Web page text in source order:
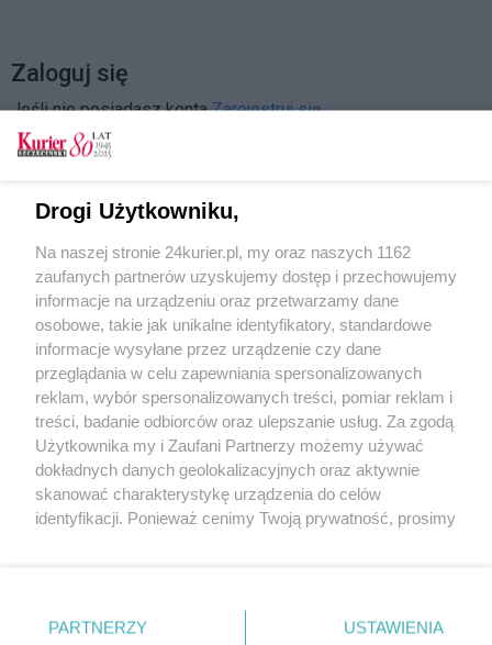
Zaloguj się
Jeśli nie posiadasz kontaZarejestruj się
Zapamiętać?
Zaloguj
Zapomniałem hasła
Copyright © 2022 Kurier Szczeciński sp. z o.o.
Drogi Użytkowniku,
Na naszej stronie 24kurier.pl, my oraz naszych 1162
zaufanych partnerów uzyskujemy dostęp i przechowujemy
informacje na urządzeniu oraz przetwarzamy dane
osobowe, takie jak unikalne identyfikatory, standardowe
informacje wysyłane przez urządzenie czy dane
przeglądania w celu zapewniania spersonalizowanych
reklam, wybór spersonalizowanych treści, pomiar reklam i
treści, badanie odbiorców oraz ulepszanie usług. Za zgodą
Użytkownika my i Zaufani Partnerzy możemy używać
dokładnych danych geolokalizacyjnych oraz aktywnie
skanować charakterystykę urządzenia do celów
identyfikacji. Ponieważ cenimy Twoją prywatność, prosimy
prywatności znajdujący się w lewym dolnym rogu strony
. Niektóre rodzaje przetwarzania danych nie wymagają
PARTNERZY USTAWIENIA